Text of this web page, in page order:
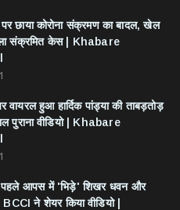
छाया कोरोना संक्रमण का बादल, खेल
संक्रमित केस | Khabare
वायरल हुआ हार्दिक पांड्या की ताबड़तोड़
पुराना वीडियो | Khabare
पहले आपस में 'भिड़े' शिखर धवन और
ने शेयर किया वीडियो |